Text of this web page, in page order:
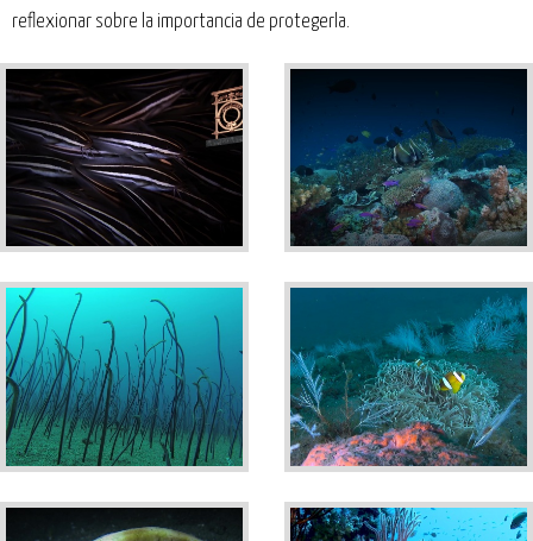
reflexionar sobre la importancia de protegerla.